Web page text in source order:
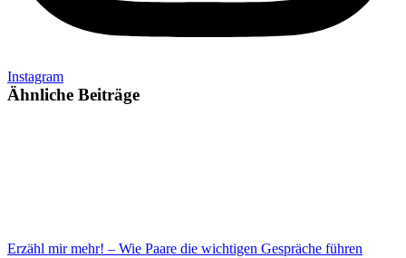
Instagram
Ähnliche Beiträge
Erzähl mir mehr! – Wie Paare die wichtigen Gespräche führen